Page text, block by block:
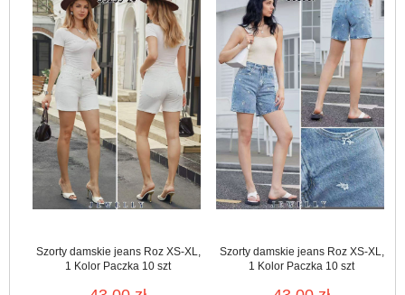
Szorty damskie jeans Roz XS-XL,
1 Kolor Paczka 10 szt
Szorty damskie jeans Roz XS-XL,
1 Kolor Paczka 10 szt